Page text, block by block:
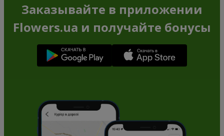
Заказывайте в приложении
Flowers.ua и получайте бонусы